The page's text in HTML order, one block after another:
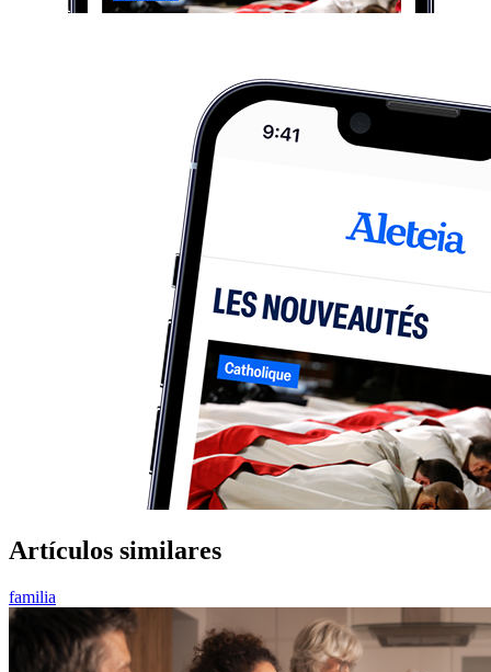
Artículos similares
familia